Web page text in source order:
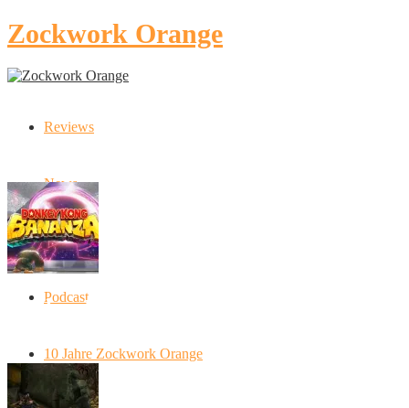
Zockwork Orange
Reviews
News
Artikel
Podcast
10 Jahre Zockwork Orange
Donkey Kong Bananza: “Ich mache alles